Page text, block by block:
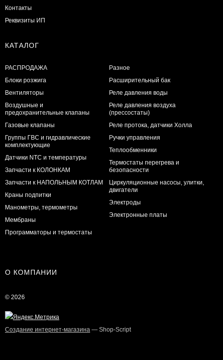
Контакты
Реквизиты ИП
КАТАЛОГ
РАСПРОДАЖА
Блоки розжига
Вентиляторы
Воздушные и
предохранительные клапаны
Газовые клапаны
Группы ГВС и гидравлические
комплектующие
Датчики NTC и температуры
Запчасти к КОЛОНКАМ
Запчасти к НАПОЛЬНЫМ КОТЛАМ
Краны подпитки
Манометры, термометры
Мембраны
Программаторы и термостаты
Разное
Расширительный бак
Реле давления воды
Реле давления воздуха
(прессостаты)
Реле протока, датчики Холла
Ручки управления
Теплообменники
Термостаты перегрева и
безопасности
Циркуляционные насосы, улитки,
двигатели
Электроды
Электронные платы
О КОМПАНИИ
© 2026
Создание интернет-магазина — Shop-Script